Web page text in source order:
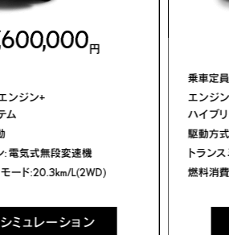
メーカーオプション
円
ンジン+
ム
: 電気式無段変速機
ード:20.3km/L(2WD)
ミュレーション
乗車定
エンジ
ハイブ
駆動方
トラン
燃料消